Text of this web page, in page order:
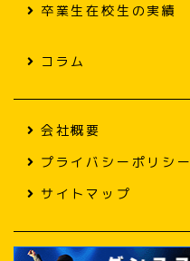
卒業生在校生の実績
コラム
会社概要
プライバシーポリシー
サイトマップ